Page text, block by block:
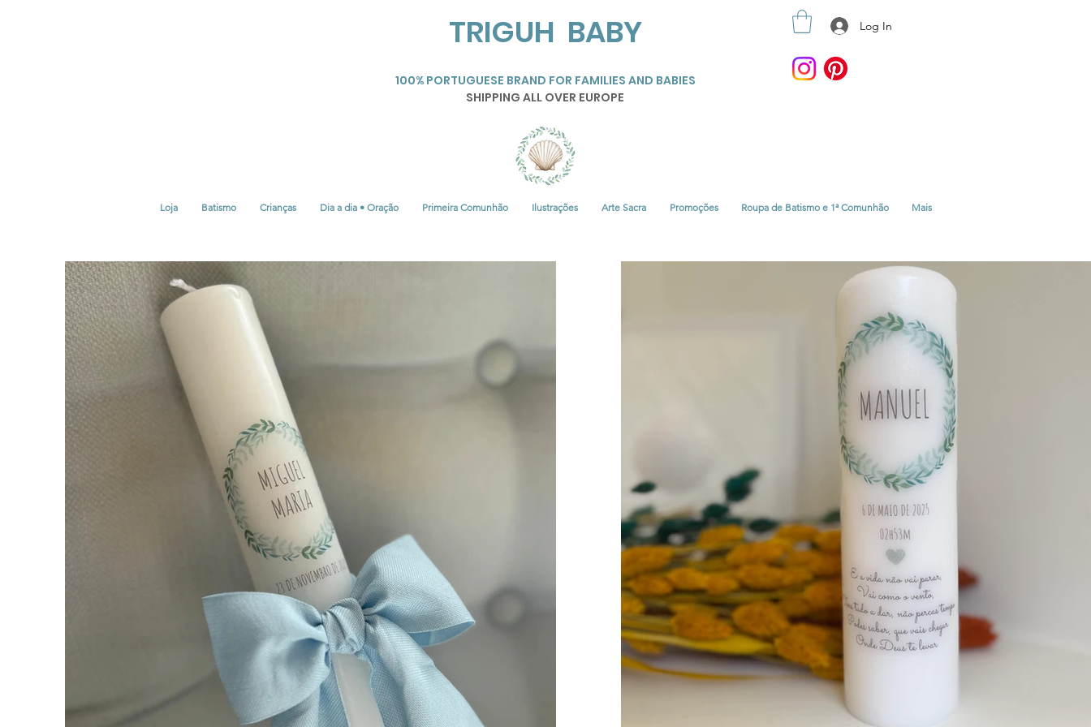
TRIGUH BABY
100% PORTUGUESE BRAND FOR FAMILIES AND BABIES
SHIPPING ALL OVER EUROPE
Log In
Loja Batismo Crianças Dia a dia • Oração Primeira Comunhão Ilustrações Arte Sacra Promoções Roupa de Batismo e 1ª Comunhão Mais